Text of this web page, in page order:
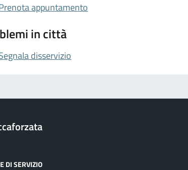
appuntamento
in città
disservizio
DI SERVIZIO